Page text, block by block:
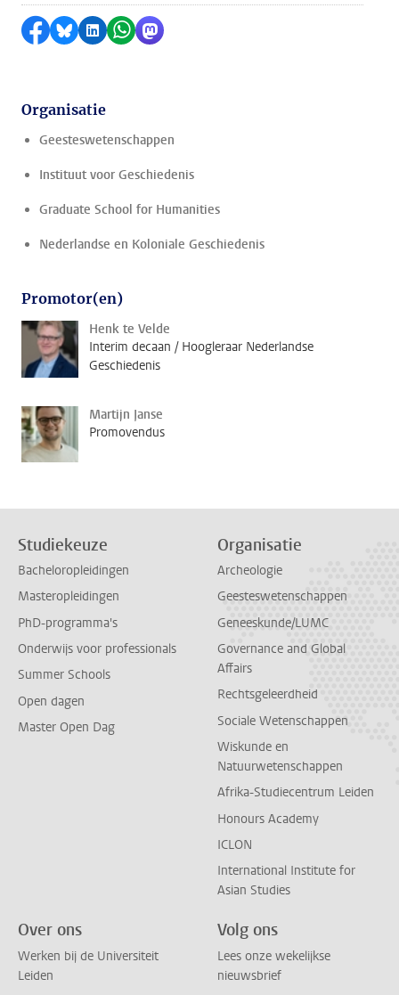
Delen op Facebook
Delen via Bluesky
Delen op LinkedIn
Delen via WhatsApp
Delen via Mastodon
Organisatie
Geesteswetenschappen
Instituut voor Geschiedenis
Graduate School for Humanities
Nederlandse en Koloniale Geschiedenis
Promotor(en)
Henk te Velde
Interim decaan / Hoogleraar Nederlandse
Geschiedenis
Martijn Janse
Promovendus
Studiekeuze
Bacheloropleidingen
Masteropleidingen
PhD-programma's
Onderwijs voor professionals
Summer Schools
Open dagen
Master Open Dag
Organisatie
Archeologie
Geesteswetenschappen
Geneeskunde/LUMC
Governance and Global
Affairs
Rechtsgeleerdheid
Sociale Wetenschappen
Wiskunde en
Natuurwetenschappen
Afrika-Studiecentrum Leiden
Honours Academy
ICLON
International Institute for
Asian Studies
Over ons
Werken bij de Universiteit
Leiden
Volg ons
Lees onze wekelijkse
nieuwsbrief